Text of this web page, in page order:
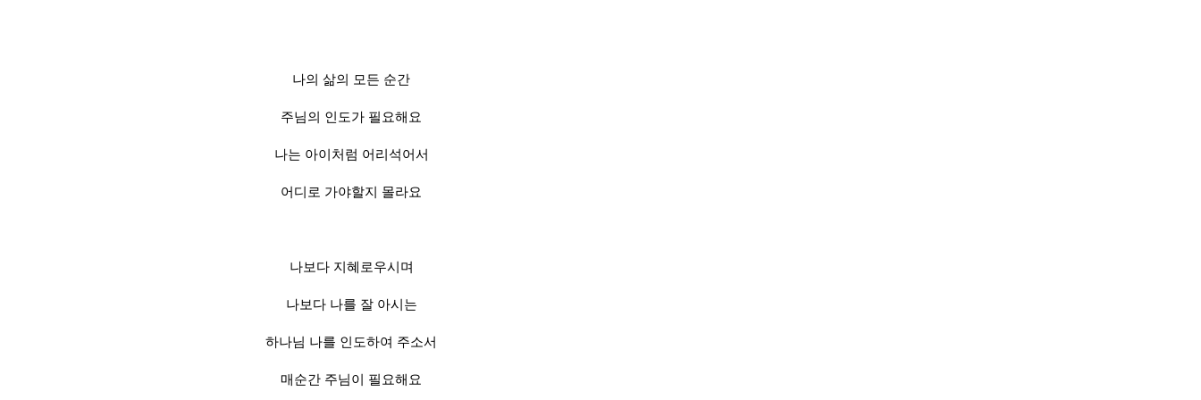
나의 삶의 모든 순간
주님의 인도가 필요해요
나는 아이처럼 어리석어서
어디로 가야할지 몰라요
나보다 지혜로우시며
나보다 나를 잘 아시는
하나님 나를 인도하여 주소서
매순간 주님이 필요해요